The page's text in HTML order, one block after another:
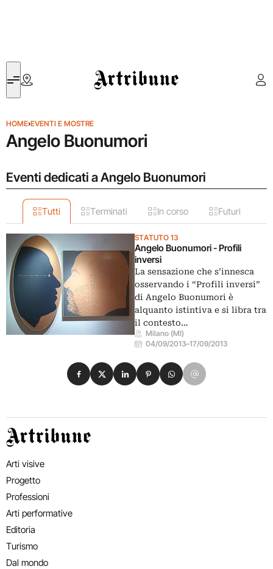
Artribune
HOME›EVENTI E MOSTRE
Angelo Buonumori
Eventi dedicati a Angelo Buonumori
Tutti Terminati In corso Futuri
STATUTO 13
Angelo Buonumori - Profili
inversi
La sensazione che s’innesca
osservando i “Profili inversi”
di Angelo Buonumori è
alquanto istintiva e si libra tra
il contesto…
Milano (MI)
04/09/2013–17/09/2013
Condividi su Facebook
Condividi su X
Condividi su LinkedIn
Condividi su Pinterest
Condividi su WhatsApp
Condividi su Email
Artribune
Arti visive
Progetto
Professioni
Arti performative
Editoria
Turismo
Dal mondo